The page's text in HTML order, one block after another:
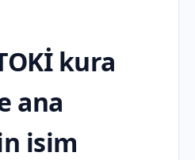
kura
ana
isim